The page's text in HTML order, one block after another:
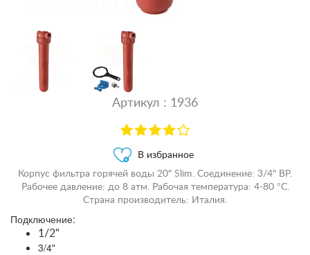
Артикул : 1936
В избранное
Корпус фильтра горячей воды 20" Slim. Соединение: 3/4" ВР.
Рабочее давление: до 8 атм. Рабочая температура: 4-80 °С.
Страна производитель: Италия.
Подключение:
1/2"
3/4"